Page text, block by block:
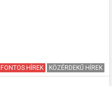
FONTOS HÍREK KÖZÉRDEKŰ HÍREK